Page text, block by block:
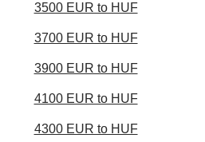
3500 EUR to HUF
3700 EUR to HUF
3900 EUR to HUF
4100 EUR to HUF
4300 EUR to HUF